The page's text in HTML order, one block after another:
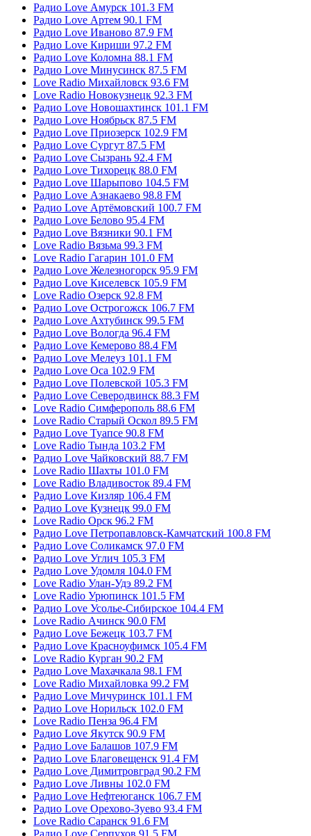
Радио Love Амурск 101.3 FM
Радио Love Артем 90.1 FM
Радио Love Иваново 87.9 FM
Радио Love Кириши 97.2 FM
Радио Love Коломна 88.1 FM
Радио Love Минусинск 87.5 FM
Love Radio Михайловск 93.6 FM
Love Radio Новокузнецк 92.3 FM
Радио Love Новошахтинск 101.1 FM
Радио Love Ноябрьск 87.5 FM
Радио Love Приозерск 102.9 FM
Радио Love Сургут 87.5 FM
Радио Love Сызрань 92.4 FM
Радио Love Тихорецк 88.0 FM
Радио Love Шарыпово 104.5 FM
Радио Love Азнакаево 98.8 FM
Радио Love Артёмовский 100.7 FM
Радио Love Белово 95.4 FM
Радио Love Вязники 90.1 FM
Love Radio Вязьма 99.3 FM
Love Radio Гагарин 101.0 FM
Радио Love Железногорск 95.9 FM
Радио Love Киселевск 105.9 FM
Love Radio Озерск 92.8 FM
Радио Love Острогожск 106.7 FM
Радио Love Ахтубинск 99.5 FM
Радио Love Вологда 96.4 FM
Радио Love Кемерово 88.4 FM
Радио Love Мелеуз 101.1 FM
Радио Love Оса 102.9 FM
Радио Love Полевской 105.3 FM
Радио Love Северодвинск 88.3 FM
Love Radio Симферополь 88.6 FM
Love Radio Старый Оскол 89.5 FM
Радио Love Туапсе 90.8 FM
Love Radio Тында 103.2 FM
Радио Love Чайковский 88.7 FM
Love Radio Шахты 101.0 FM
Love Radio Владивосток 89.4 FM
Радио Love Кизляр 106.4 FM
Радио Love Кузнецк 99.0 FM
Love Radio Орск 96.2 FM
Радио Love Петропавловск-Камчатский 100.8 FM
Радио Love Соликамск 97.0 FM
Радио Love Углич 105.3 FM
Радио Love Удомля 104.0 FM
Love Radio Улан-Удэ 89.2 FM
Love Radio Урюпинск 101.5 FM
Радио Love Усолье-Сибирское 104.4 FM
Love Radio Ачинск 90.0 FM
Радио Love Бежецк 103.7 FM
Радио Love Красноуфимск 105.4 FM
Love Radio Курган 90.2 FM
Радио Love Махачкала 98.1 FM
Love Radio Михайловка 99.2 FM
Радио Love Мичуринск 101.1 FM
Радио Love Норильск 102.0 FM
Love Radio Пенза 96.4 FM
Радио Love Якутск 90.9 FM
Радио Love Балашов 107.9 FM
Радио Love Благовещенск 91.4 FM
Радио Love Димитровград 90.2 FM
Радио Love Ливны 102.0 FM
Радио Love Нефтеюганск 106.7 FM
Радио Love Орехово-Зуево 93.4 FM
Love Radio Саранск 91.6 FM
Радио Love Серпухов 91.5 FM